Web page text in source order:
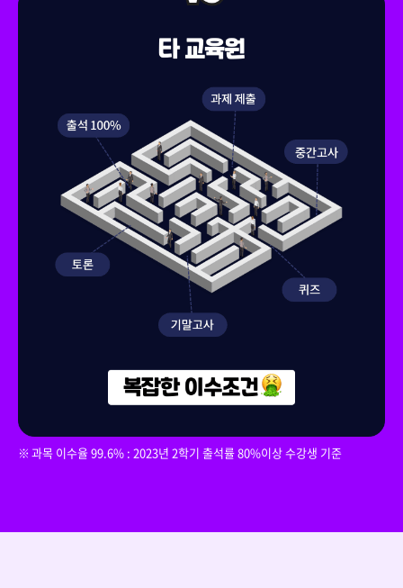
과목 이수율 99.6% : 2023년 2학기 출석률 80%이상 수강생 기준